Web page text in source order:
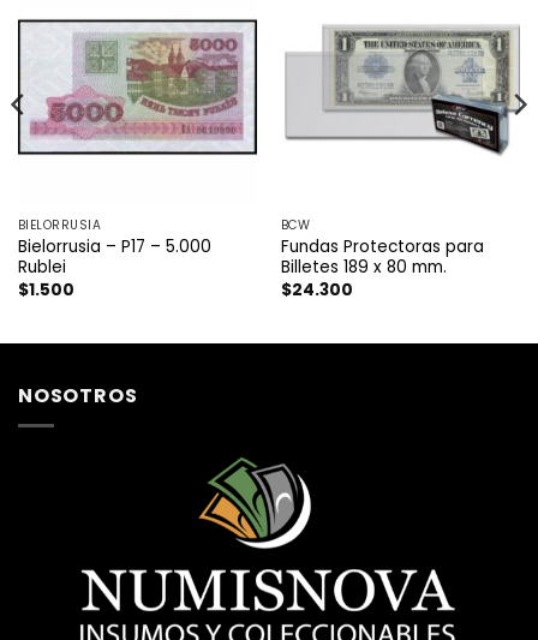
BIELORRUSIA
Bielorrusia – P17 – 5.000
Rublei
$1.500
BCW
Fundas Protectoras para
Billetes 189 x 80 mm.
$24.300
NOSOTROS